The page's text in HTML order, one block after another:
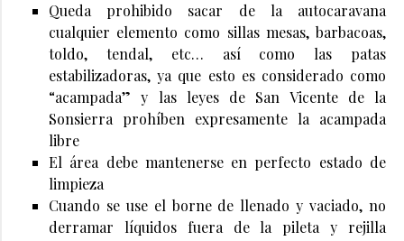
Queda prohibido sacar de la autocaravana
cualquier elemento como sillas mesas, barbacoas,
toldo, tendal, etc… así como las patas
estabilizadoras, ya que esto es considerado como
“acampada” y las leyes de San Vicente de la
Sonsierra prohíben expresamente la acampada
libre
El área debe mantenerse en perfecto estado de
limpieza
Cuando se use el borne de llenado y vaciado, no
derramar líquidos fuera de la pileta y rejilla